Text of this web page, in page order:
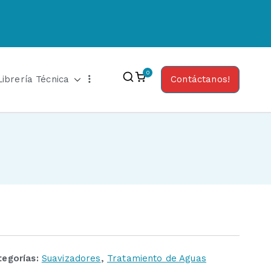
Técnica
0
Contáctanos!
Suavizadores, Tratamiento de Aguas